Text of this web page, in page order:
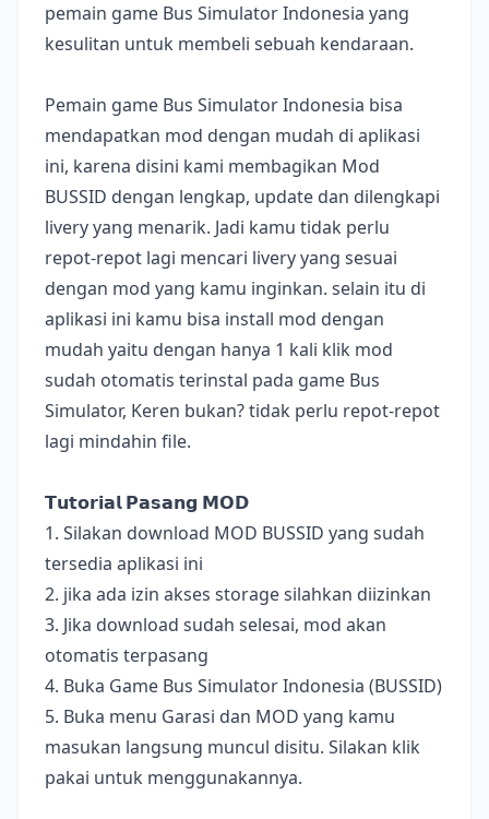
pemain game Bus Simulator Indonesia yang
kesulitan untuk membeli sebuah kendaraan.
Pemain game Bus Simulator Indonesia bisa
mendapatkan mod dengan mudah di aplikasi
ini, karena disini kami membagikan Mod
BUSSID dengan lengkap, update dan dilengkapi
livery yang menarik. Jadi kamu tidak perlu
repot-repot lagi mencari livery yang sesuai
dengan mod yang kamu inginkan. selain itu di
aplikasi ini kamu bisa install mod dengan
mudah yaitu dengan hanya 1 kali klik mod
sudah otomatis terinstal pada game Bus
Simulator, Keren bukan? tidak perlu repot-repot
lagi mindahin file.
𝗧𝘂𝘁𝗼𝗿𝗶𝗮𝗹 𝗣𝗮𝘀𝗮𝗻𝗴 𝗠𝗢𝗗
1. Silakan download MOD BUSSID yang sudah
tersedia aplikasi ini
2. jika ada izin akses storage silahkan diizinkan
3. Jika download sudah selesai, mod akan
otomatis terpasang
4. Buka Game Bus Simulator Indonesia (BUSSID)
5. Buka menu Garasi dan MOD yang kamu
masukan langsung muncul disitu. Silakan klik
pakai untuk menggunakannya.